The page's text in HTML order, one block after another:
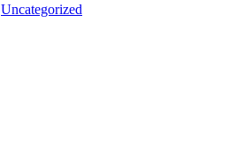
Uncategorized